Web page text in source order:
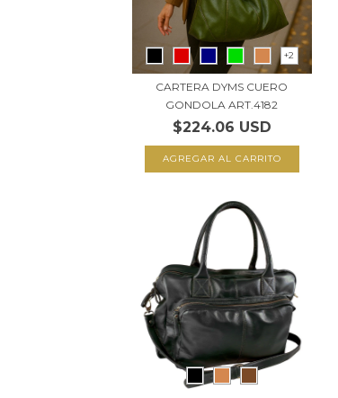
+2
CARTERA DYMS CUERO
GONDOLA ART.4182
$224.06 USD
AGREGAR AL CARRITO